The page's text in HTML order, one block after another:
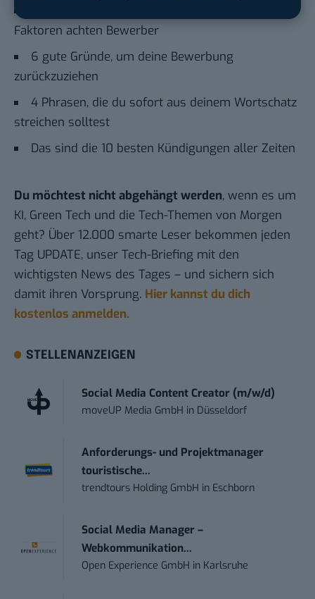
Faktoren achten Bewerber
6 gute Gründe, um deine Bewerbung
zurückzuziehen
4 Phrasen, die du sofort aus deinem Wortschatz
streichen solltest
Das sind die 10 besten Kündigungen aller Zeiten
Du möchtest nicht abgehängt werden, wenn es um
KI, Green Tech und die Tech-Themen von Morgen
geht? Über 12.000 smarte Leser bekommen jeden
Tag UPDATE, unser Tech-Briefing mit den
wichtigsten News des Tages – und sichern sich
damit ihren Vorsprung. Hier kannst du dich
kostenlos anmelden.
STELLENANZEIGEN
Social Media Content Creator (m/w/d)
moveUP Media GmbH in Düsseldorf
Anforderungs- und Projektmanager
touristische...
trendtours Holding GmbH in Eschborn
Social Media Manager –
Webkommunikation...
Open Experience GmbH in Karlsruhe